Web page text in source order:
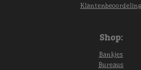
Klantenbeoordeling
Shop:
Bankjes
Bureaus